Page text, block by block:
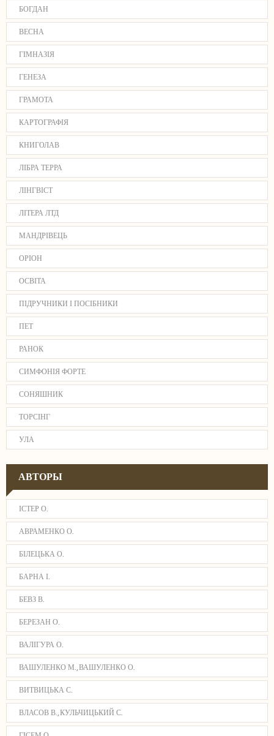
БОГДАН
ВЕСНА
ГІМНАЗІЯ
ГЕНЕЗА
ГРАМОТА
КАРТОГРАФІЯ
КНИГОЛАВ
ЛІБРА ТЕРРА
ЛІНГВІСТ
ЛІТЕРА ЛТД
МАНДРІВЕЦЬ
ОРІОН
ОСВІТА
ПІДРУЧНИКИ І ПОСІБНИКИ
ПЕТ
РАНОК
СИМФОНІЯ ФОРТЕ
СОНЯШНИК
ТОРСІНГ
УЛА
АВТОРЫ
ІСТЕР О.
АВРАМЕНКО О.
БІЛЕЦЬКА О.
БАРНА І.
БЕВЗ В.
БЕРЕЗАН О.
ВАЛІГУРА О.
ВАШУЛЕНКО М., ВАШУЛЕНКО О.
ВИТВИЦЬКА С.
ВЛАСОВ В., КУЛЬЧИЦЬКИЙ С.